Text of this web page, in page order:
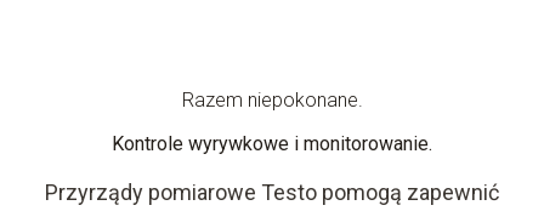
Razem niepokonane.
Kontrole wyrywkowe i monitorowanie.
Przyrządy pomiarowe Testo pomogą zapewnić